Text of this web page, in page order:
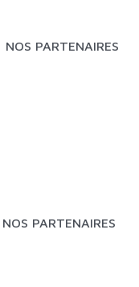
NOS PARTENAIRES
NOS PARTENAIRES